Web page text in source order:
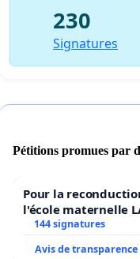
230
Signatures
Pétitions promues par
Pour la
l'école maternelle
2026/2027
144 signatures
Avis de transparence